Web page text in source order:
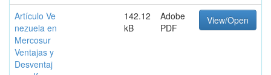
Artículo Ve
nezuela en
Mercosur
Ventajas y
Desventaj
142.12
kB
Adobe
PDF
View/Open